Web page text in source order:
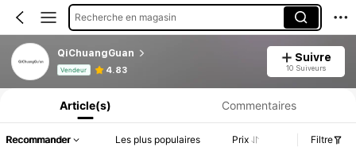
Recherche en magasin
QiChuangGuan
Vendeur 4.83
Suivre
10 Suiveurs
Informations produit : Divulgation des prix, détails sur les ventes et le stock.
Article(s) Commentaires
Recommander Les plus populaires Prix Filtre